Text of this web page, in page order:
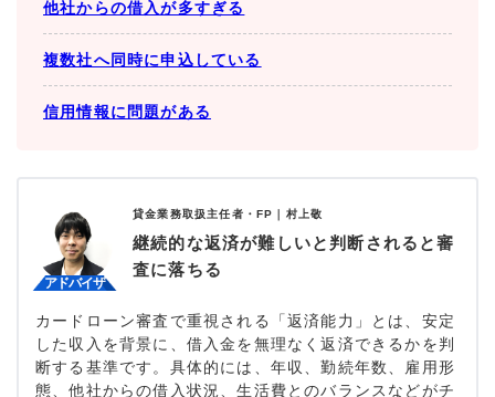
他社からの借入が多すぎる
複数社へ同時に申込している
信用情報に問題がある
貸金業務取扱主任者・FP｜ 村上敬
継続的な返済が難しいと判断されると審
査に落ちる
カードローン審査で重視される「返済能力」とは、安定
した収入を背景に、借入金を無理なく返済できるかを判
断する基準です。具体的には、年収、勤続年数、雇用形
態、他社からの借入状況、生活費とのバランスなどがチ